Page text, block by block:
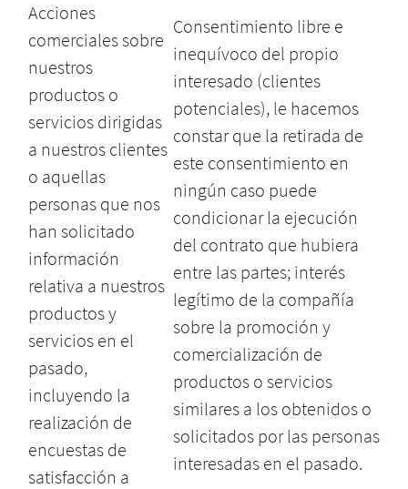
Acciones
comerciales sobre
nuestros
productos o
servicios dirigidas
a nuestros clientes
o aquellas
personas que nos
han solicitado
información
relativa a nuestros
productos y
servicios en el
pasado,
incluyendo la
realización de
encuestas de
satisfacción a
Consentimiento libre e
inequívoco del propio
interesado (clientes
potenciales), le hacemos
constar que la retirada de
este consentimiento en
ningún caso puede
condicionar la ejecución
del contrato que hubiera
entre las partes; interés
legítimo de la compañía
sobre la promoción y
comercialización de
productos o servicios
similares a los obtenidos o
solicitados por las personas
interesadas en el pasado.